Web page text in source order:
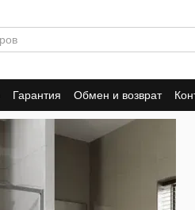
Гарантия Обмен и возврат